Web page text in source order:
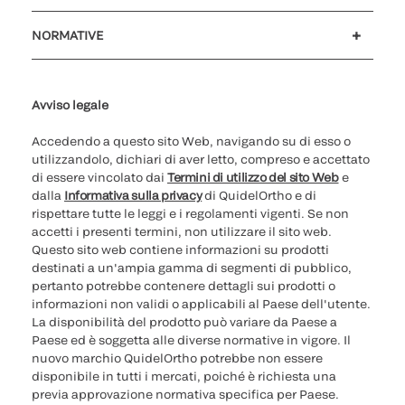
NORMATIVE
Avviso legale
Accedendo a questo sito Web, navigando su di esso o
utilizzandolo, dichiari di aver letto, compreso e accettato
di essere vincolato dai Termini di utilizzo del sito Webe
dalla Informativa sulla privacydi QuidelOrtho e di
rispettare tutte le leggi e i regolamenti vigenti. Se non
accetti i presenti termini, non utilizzare il sito web.
Questo sito web contiene informazioni su prodotti
destinati a un'ampia gamma di segmenti di pubblico,
pertanto potrebbe contenere dettagli sui prodotti o
informazioni non validi o applicabili al Paese dell'utente.
La disponibilità del prodotto può variare da Paese a
Paese ed è soggetta alle diverse normative in vigore. Il
nuovo marchio QuidelOrtho potrebbe non essere
disponibile in tutti i mercati, poiché è richiesta una
previa approvazione normativa specifica per Paese.